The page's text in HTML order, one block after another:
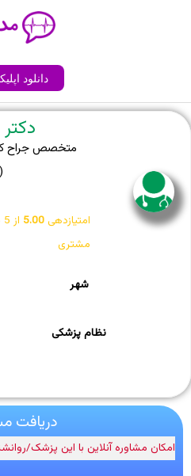
دانلود
متخصص جراح
امتیازدهی5.00 از 5 در
مشتری
شهر
نظام پزشکی
دریافت
امکان مشاوره آنلاین با این پزشک/